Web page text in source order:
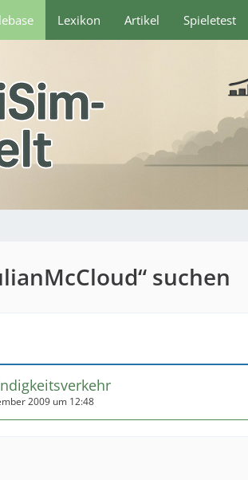
Lexikon Artikel Spieletest
suchen
2009 um 12:48